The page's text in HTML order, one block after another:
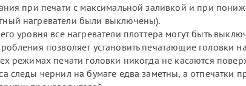
при печати с максимальной заливкой и при
нагреватели были выключены).
уровня все нагреватели плоттера могут быть
позволяет установить печатающие головки
режимах печати головки никогда не касаются
следы чернил на бумаге едва заметны, а отпечатки